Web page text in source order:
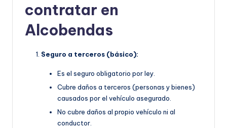
contratar en
Alcobendas
Seguro a terceros (básico):
Es el seguro obligatorio por ley.
Cubre daños a terceros (personas y bienes)
causados por el vehículo asegurado.
No cubre daños al propio vehículo ni al
conductor.